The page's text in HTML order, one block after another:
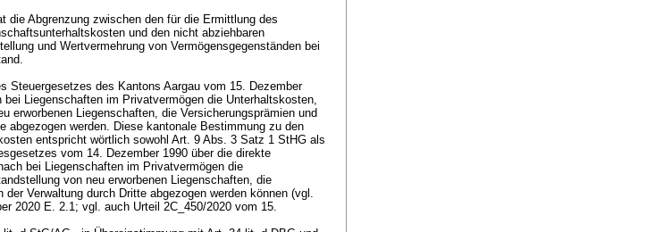
die Abgrenzung zwischen den für die Ermittlung des
und den nicht abziehbaren
und Wertvermehrung von Vermögensgegenständen bei
Steuergesetzes des Kantons Aargau vom 15. Dezember
Liegenschaften im Privatvermögen die Unterhaltskosten,
erworbenen Liegenschaften, die Versicherungsprämien und
abgezogen werden. Diese kantonale Bestimmung zu den
entspricht wörtlich sowohl Art. 9 Abs. 3 Satz 1 StHG als
vom 14. Dezember 1990 über die direkte
bei Liegenschaften im Privatvermögen die
von neu erworbenen Liegenschaften, die
Verwaltung durch Dritte abgezogen werden können (vgl.
2020 E. 2.1; vgl. auch Urteil 2C_450/2020 vom 15.